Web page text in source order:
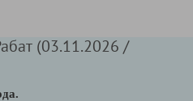
(03.11.2026 /